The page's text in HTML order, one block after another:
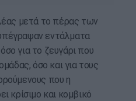
μετά το πέρας των
εντάλματα
για το ζευγάρι που
όσο και για τους
που η
κρίσιμο και κομβικό